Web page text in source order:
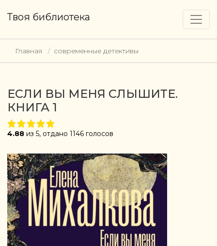
Твоя библиотека
Главная современные детективы
ЕСЛИ ВЫ МЕНЯ СЛЫШИТЕ.
КНИГА 1
4.88 из 5, отдано 1146 голосов